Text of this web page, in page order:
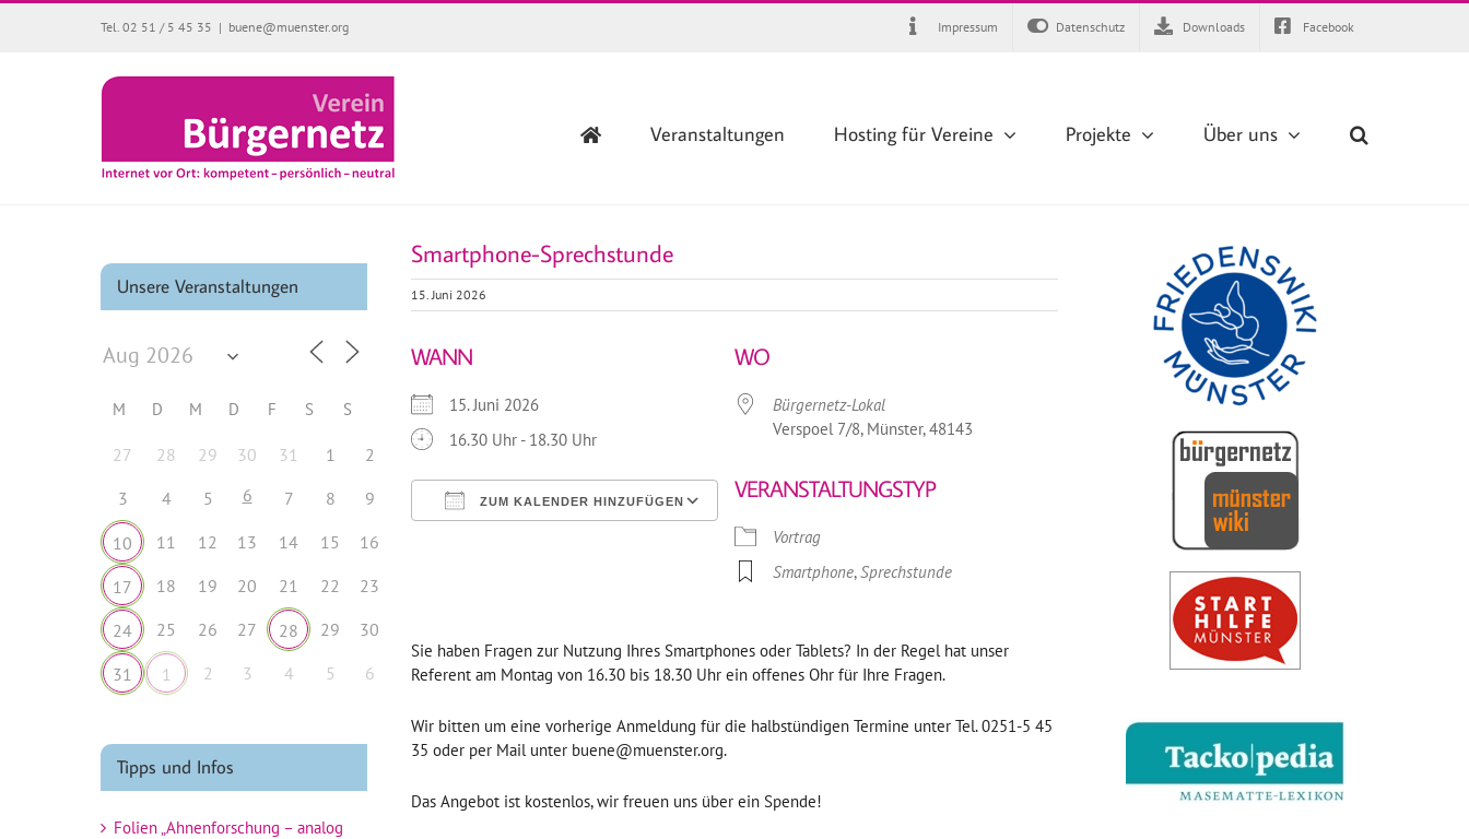
Zum
Tel. 02 51 / 5 45 35 | buene@muenster.org Impressum Datenschutz Downloads Facebook
Veranstaltungen Hosting für Vereine Projekte Über uns
Smartphone-Sprechstunde
15. Juni 2026
WANN
15. Juni 2026
16.30 Uhr - 18.30 Uhr
ZUM KALENDER HINZUFÜGEN
Google Kalender
WO
Bürgernetz-Lokal
Verspoel 7/8, Münster, 48143
VERANSTALTUNGSTYP
Vortrag
Smartphone,Sprechstunde
Sie haben Fragen zur Nutzung Ihres Smartphones oder Tablets? In der Regel hat unser
Referent am Montag von 16.30 bis 18.30 Uhr ein offenes Ohr für Ihre Fragen.
Wir bitten um eine vorherige Anmeldung für die halbstündigen Termine unter Tel. 0251-5 45
35 oder per Mail unter buene@muenster.org.
Das Angebot ist kostenlos, wir freuen uns über ein Spende!
Unsere Veranstaltungen
M D M D F S S
27 28 29 30 31 1
2
3
4 5 6 7 8 9
10 11 12 13 14 15 16
17 18 19 20 21 22 23
24 25 26 27 28 29 30
31 1 2 3 4 5 6
Tipps und Infos
Folien „Ahnenforschung – analog